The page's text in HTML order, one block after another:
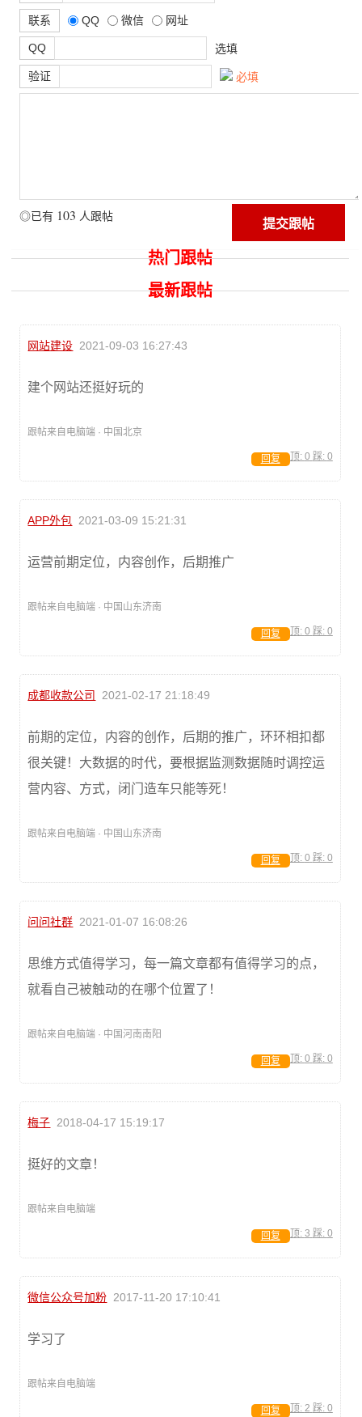
联系 QQ 微信 网址
QQ 选填
验证 必填
◎已有 103 人跟帖
热门跟帖
最新跟帖
网站建设 2021-09-03 16:27:43
建个网站还挺好玩的
跟帖来自电脑端 · 中国北京
顶: 0 踩: 0
回复
APP外包 2021-03-09 15:21:31
运营前期定位，内容创作，后期推广
跟帖来自电脑端 · 中国山东济南
顶: 0 踩: 0
回复
成都收款公司 2021-02-17 21:18:49
前期的定位，内容的创作，后期的推广，环环相扣都
很关键！大数据的时代，要根据监测数据随时调控运
营内容、方式，闭门造车只能等死！
跟帖来自电脑端 · 中国山东济南
顶: 0 踩: 0
回复
问问社群 2021-01-07 16:08:26
思维方式值得学习，每一篇文章都有值得学习的点，
就看自己被触动的在哪个位置了！
跟帖来自电脑端 · 中国河南南阳
顶: 0 踩: 0
回复
梅子 2018-04-17 15:19:17
挺好的文章！
跟帖来自电脑端
顶: 3 踩: 0
回复
微信公众号加粉 2017-11-20 17:10:41
学习了
跟帖来自电脑端
顶: 2 踩: 0
回复